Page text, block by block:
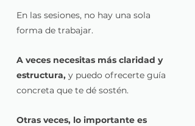
​En las sesiones, no hay una sola
forma de trabajar.
A veces necesitas más claridad y
estructura, y puedo ofrecerte guía
concreta que te dé sostén.​
Otras veces, lo importante es